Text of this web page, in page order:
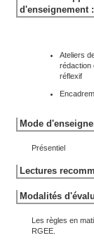
d'enseignement :
Ateliers
rédaction
réflexif
Mode
Présentiel
Lectures
Modalités
Les règles en
RGEE.